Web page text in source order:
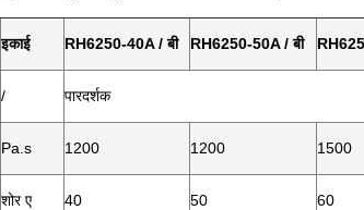
इकाई RH6250-40A / बी RH6250-50A / बी
/ पारदर्शक
Pa.s 1200 1200 1500
शोर ए 40 50 60